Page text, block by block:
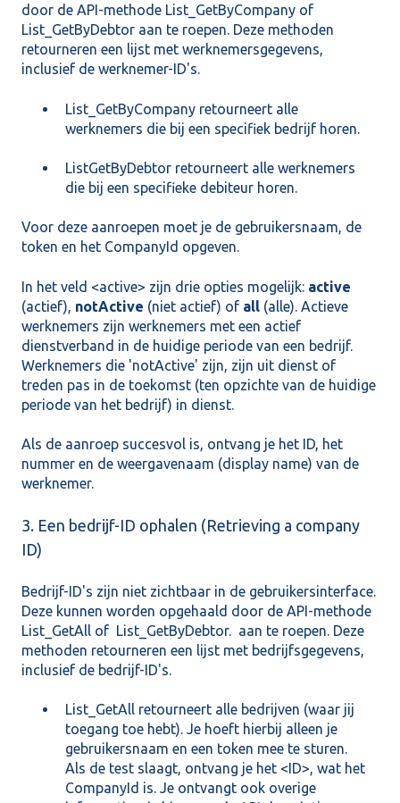
door de API-methode List_GetByCompany of
List_GetByDebtor aan te roepen. Deze methoden
retourneren een lijst met werknemersgegevens,
inclusief de werknemer-ID's.
List_GetByCompany retourneert alle
werknemers die bij een specifiek bedrijf horen.
ListGetByDebtor retourneert alle werknemers
die bij een specifieke debiteur horen.
Voor deze aanroepen moet je de gebruikersnaam, de
token en het CompanyId opgeven.
In het veld <active> zijn drie opties mogelijk: active
(actief), notActive (niet actief) of all (alle). Actieve
werknemers zijn werknemers met een actief
dienstverband in de huidige periode van een bedrijf.
Werknemers die 'notActive' zijn, zijn uit dienst of
treden pas in de toekomst (ten opzichte van de huidige
periode van het bedrijf) in dienst.
Als de aanroep succesvol is, ontvang je het ID, het
nummer en de weergavenaam (display name) van de
werknemer.
3. Een bedrijf-ID ophalen (Retrieving a company
ID)
Bedrijf-ID's zijn niet zichtbaar in de gebruikersinterface.
Deze kunnen worden opgehaald door de API-methode
List_GetAll of List_GetByDebtor. aan te roepen. Deze
methoden retourneren een lijst met bedrijfsgegevens,
inclusief de bedrijf-ID's.
List_GetAll retourneert alle bedrijven (waar jij
toegang toe hebt). Je hoeft hierbij alleen je
gebruikersnaam en een token mee te sturen.
Als de test slaagt, ontvang je het <ID>, wat het
CompanyId is. Je ontvangt ook overige